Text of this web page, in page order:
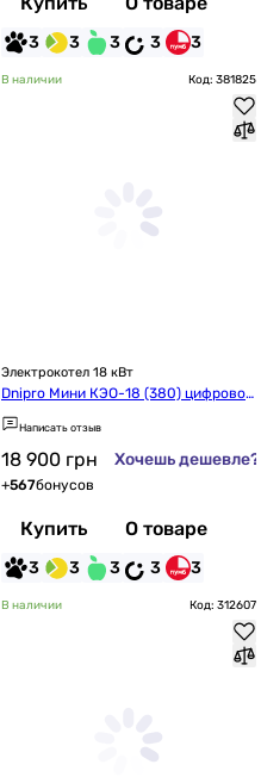
3 3 3 3 3
В наличии Код: 381825
Электрокотел 18 кВт
Dnipro Мини КЭО-18 (380) цифровой
с насосом Wilo
Написать отзыв
18 900 грн Хочешь дешевле?
+567бонусов
Купить О товаре
3 3 3 3 3
В наличии Код: 312607